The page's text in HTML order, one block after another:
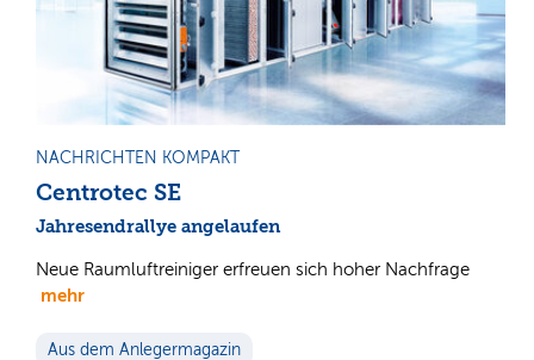
NACHRICHTEN KOMPAKT
Centrotec SE
Jahresendrallye angelaufen
Neue Raumluftreiniger erfreuen sich hoher Nachfrage
mehr
Aus dem Anlegermagazin